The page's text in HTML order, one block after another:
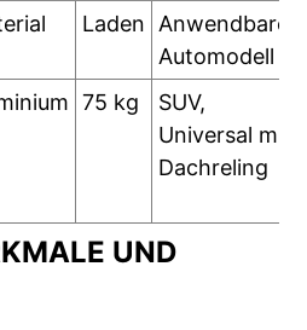
Laden Anwendbares
Automodell
75 kg
SUV,
Universal mit
Dachreling
UND